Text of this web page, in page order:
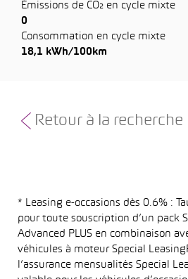
Émissions de CO₂ en cycle mixte
0
Consommation en cycle mixte
18,1 kWh/100km
Retour à la recherche
* Leasing e-occasions dès 0.6% :
pour toute souscription d’un pack
Advanced PLUS en combinaison
véhicules à moteur Special
l’assurance mensualités Special